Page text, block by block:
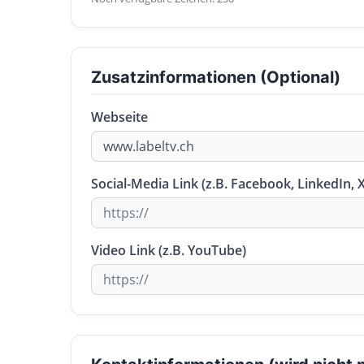
Zusatzinformationen (Optional)
Webseite
Social-Media Link (z.B. Facebook, LinkedIn,
Video Link (z.B. YouTube)